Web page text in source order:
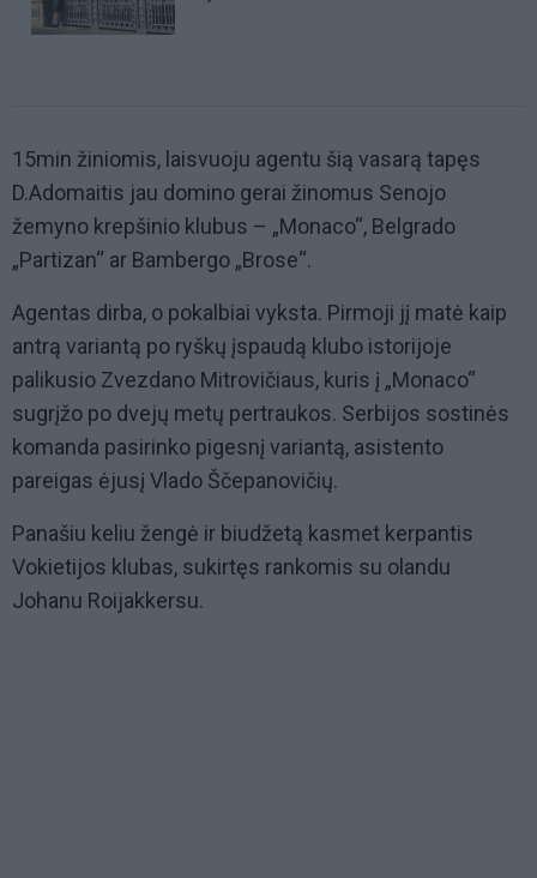
15min žiniomis, laisvuoju agentu šią vasarą tapęs
D.Adomaitis jau domino gerai žinomus Senojo
žemyno krepšinio klubus – „Monaco“, Belgrado
„Partizan“ ar Bambergo „Brose“.
Agentas dirba, o pokalbiai vyksta. Pirmoji jį matė kaip
antrą variantą po ryškų įspaudą klubo istorijoje
palikusio Zvezdano Mitrovičiaus, kuris į „Monaco“
sugrįžo po dvejų metų pertraukos. Serbijos sostinės
komanda pasirinko pigesnį variantą, asistento
pareigas ėjusį Vlado Ščepanovičių.
Panašiu keliu žengė ir biudžetą kasmet kerpantis
Vokietijos klubas, sukirtęs rankomis su olandu
Johanu Roijakkersu.